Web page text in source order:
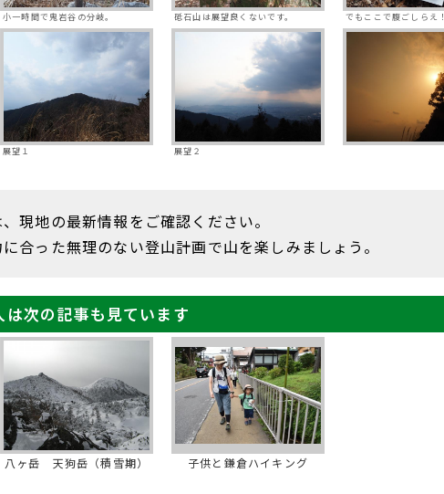
小一時間で鬼岩谷の分岐。 砥石山は展望良くないです。 でもここで腹ごしらえ！
展望１ 展望２
現地の最新情報をご確認ください。
合った無理のない登山計画で山を楽しみましょう。
は次の記事も見ています
八ヶ岳 天狗岳（積雪期） 子供と鎌倉ハイキング